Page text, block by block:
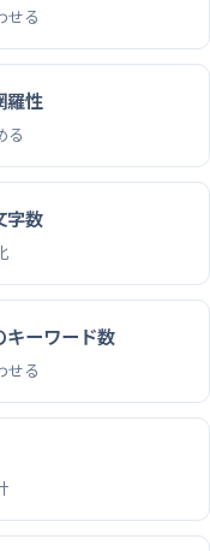
せる
羅性
る
字数
キーワード数
せる